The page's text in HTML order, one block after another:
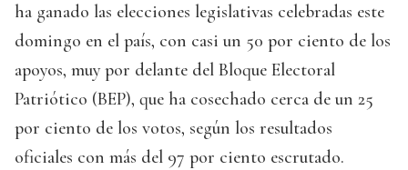
ha ganado las elecciones legislativas celebradas este
domingo en el país, con casi un 50 por ciento de los
apoyos, muy por delante del Bloque Electoral
Patriótico (BEP), que ha cosechado cerca de un 25
por ciento de los votos, según los resultados
oficiales con más del 97 por ciento escrutado.